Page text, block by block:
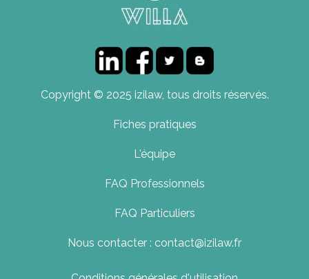
Copyright © 2025 izilaw, tous droits réservés.
Fiches pratiques
L'équipe
FAQ Professionnels
FAQ Particuliers
Nous contacter : contact@izilaw.fr